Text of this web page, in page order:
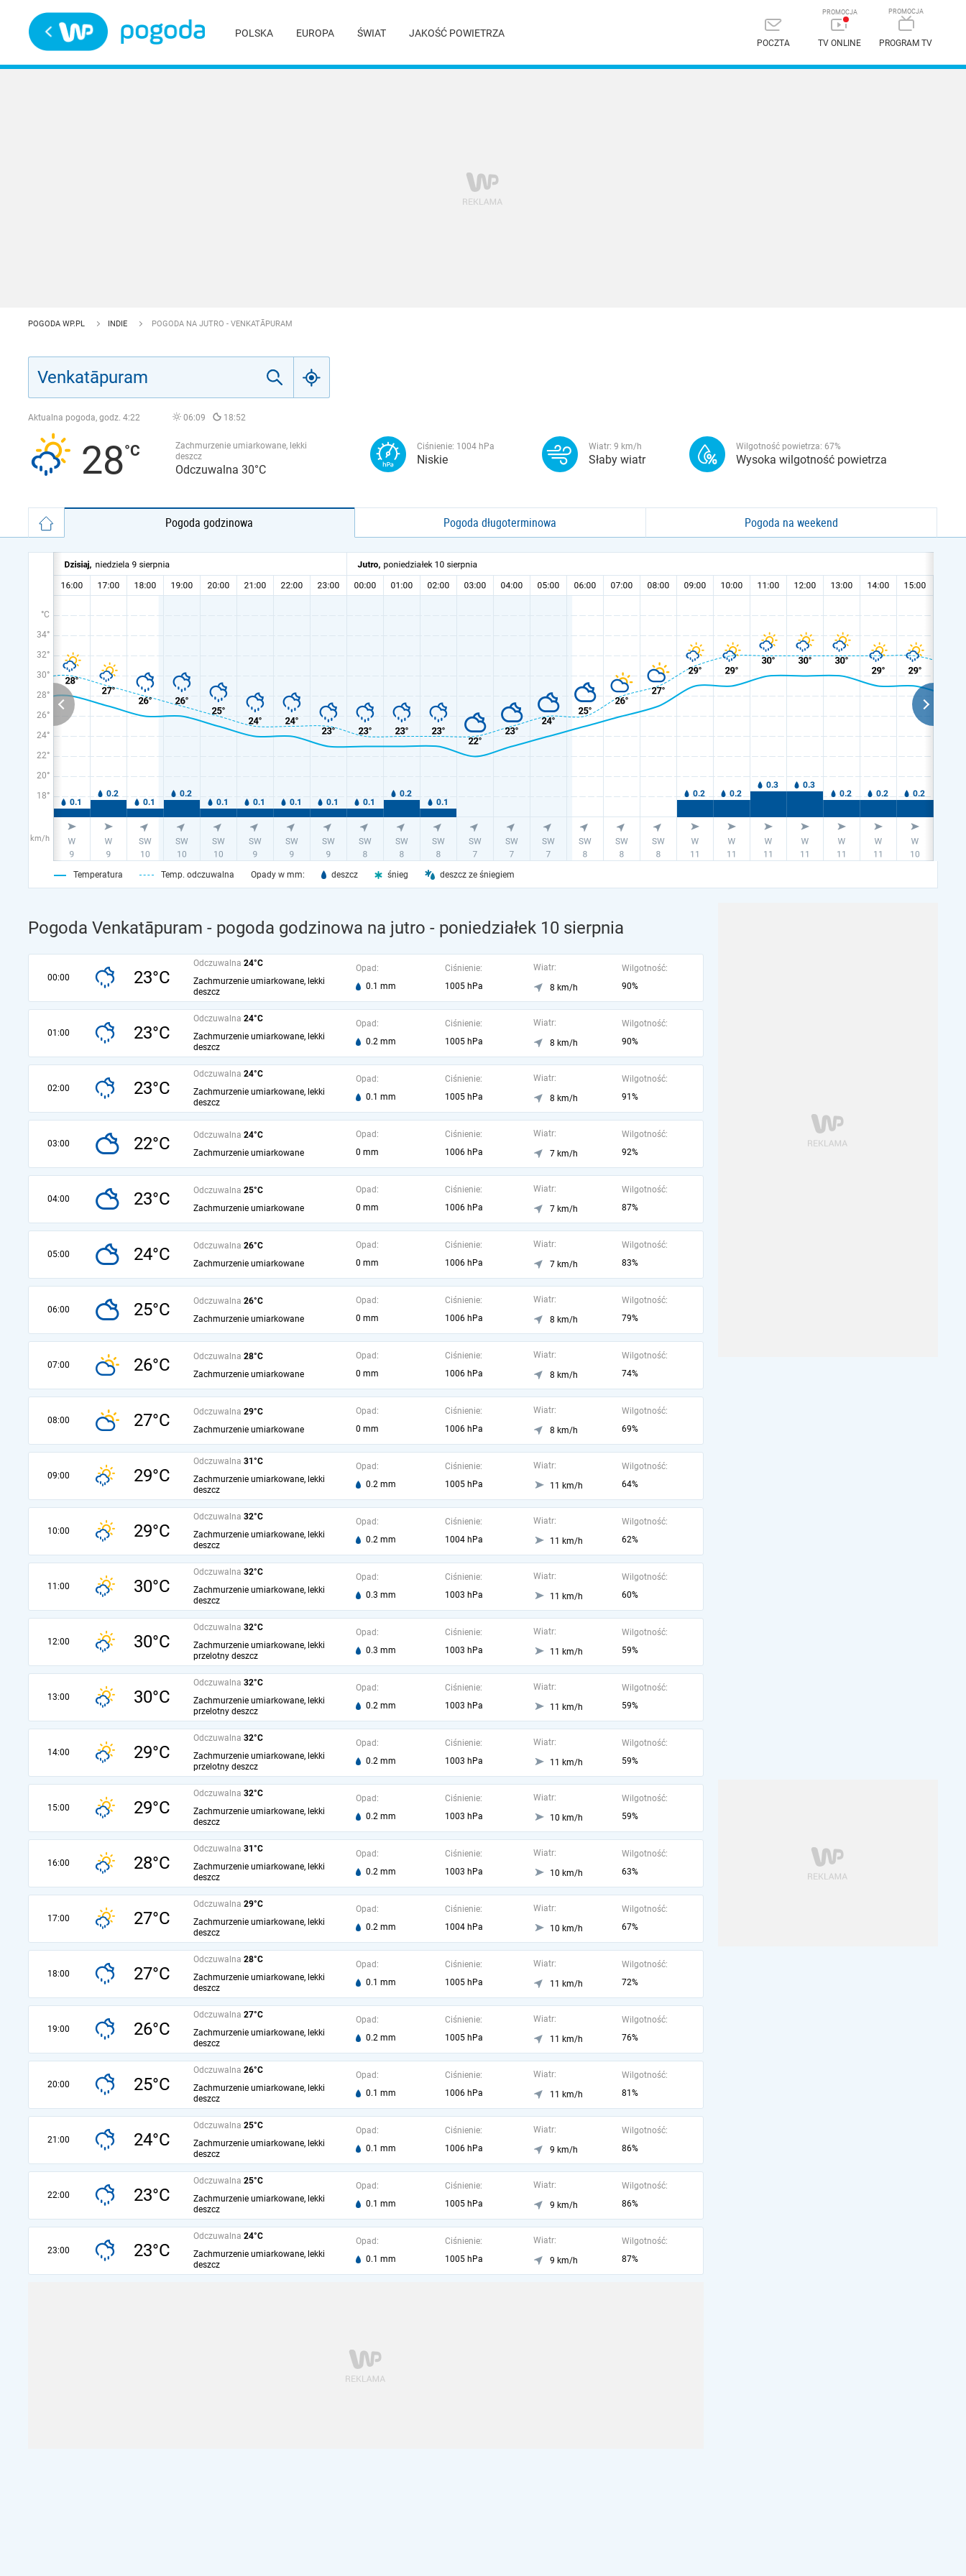
POLSKA EUROPA ŚWIAT JAKOŚĆ POWIETRZA
POCZTA TV ONLINE PROGRAM TV
POGODA WP.PL INDIE POGODA NA JUTRO - VENKATĀPURAM
Aktualna pogoda, godz. 4:22 06:09 18:52
28
Zachmurzenie umiarkowane, lekki
deszcz
Odczuwalna 30°C
Ciśnienie: 1004 hPa
Niskie
Wiatr: 9 km/h
Słaby wiatr
Wilgotność powietrza: 67%
Wysoka wilgotność powietrza
Pogoda godzinowa Pogoda długoterminowa Pogoda na weekend
°C
34°
32°
30°
28°
26°
24°
22°
20°
18°
km/h
Temperatura Temp. odczuwalna Opady w mm: deszcz śnieg deszcz ze śniegiem
Pogoda Venkatāpuram - pogoda godzinowa na jutro - poniedziałek 10 sierpnia
00:00 23°C
Odczuwalna 24°C
Zachmurzenie umiarkowane, lekki
deszcz
Opad:
0.1 mm
Ciśnienie:
1005 hPa
Wiatr:
8 km/h
Wilgotność:
90%
01:00 23°C
Odczuwalna 24°C
Zachmurzenie umiarkowane, lekki
deszcz
Opad:
0.2 mm
Ciśnienie:
1005 hPa
Wiatr:
8 km/h
Wilgotność:
90%
02:00 23°C
Odczuwalna 24°C
Zachmurzenie umiarkowane, lekki
deszcz
Opad:
0.1 mm
Ciśnienie:
1005 hPa
Wiatr:
8 km/h
Wilgotność:
91%
03:00 22°C Odczuwalna 24°C
Zachmurzenie umiarkowane
Opad:
0 mm
Ciśnienie:
1006 hPa
Wiatr:
7 km/h
Wilgotność:
92%
04:00 23°C Odczuwalna 25°C
Zachmurzenie umiarkowane
Opad:
0 mm
Ciśnienie:
1006 hPa
Wiatr:
7 km/h
Wilgotność:
87%
05:00 24°C Odczuwalna 26°C
Zachmurzenie umiarkowane
Opad:
0 mm
Ciśnienie:
1006 hPa
Wiatr:
7 km/h
Wilgotność:
83%
06:00 25°C Odczuwalna 26°C
Zachmurzenie umiarkowane
Opad:
0 mm
Ciśnienie:
1006 hPa
Wiatr:
8 km/h
Wilgotność:
79%
07:00 26°C Odczuwalna 28°C
Zachmurzenie umiarkowane
Opad:
0 mm
Ciśnienie:
1006 hPa
Wiatr:
8 km/h
Wilgotność:
74%
08:00 27°C Odczuwalna 29°C
Zachmurzenie umiarkowane
Opad:
0 mm
Ciśnienie:
1006 hPa
Wiatr:
8 km/h
Wilgotność:
69%
09:00 29°C
Odczuwalna 31°C
Zachmurzenie umiarkowane, lekki
deszcz
Opad:
0.2 mm
Ciśnienie:
1005 hPa
Wiatr:
11 km/h
Wilgotność:
64%
10:00 29°C
Odczuwalna 32°C
Zachmurzenie umiarkowane, lekki
deszcz
Opad:
0.2 mm
Ciśnienie:
1004 hPa
Wiatr:
11 km/h
Wilgotność:
62%
11:00 30°C
Odczuwalna 32°C
Zachmurzenie umiarkowane, lekki
deszcz
Opad:
0.3 mm
Ciśnienie:
1003 hPa
Wiatr:
11 km/h
Wilgotność:
60%
12:00 30°C
Odczuwalna 32°C
Zachmurzenie umiarkowane, lekki
przelotny deszcz
Opad:
0.3 mm
Ciśnienie:
1003 hPa
Wiatr:
11 km/h
Wilgotność:
59%
13:00 30°C
Odczuwalna 32°C
Zachmurzenie umiarkowane, lekki
przelotny deszcz
Opad:
0.2 mm
Ciśnienie:
1003 hPa
Wiatr:
11 km/h
Wilgotność:
59%
14:00 29°C
Odczuwalna 32°C
Zachmurzenie umiarkowane, lekki
przelotny deszcz
Opad:
0.2 mm
Ciśnienie:
1003 hPa
Wiatr:
11 km/h
Wilgotność:
59%
15:00 29°C
Odczuwalna 32°C
Zachmurzenie umiarkowane, lekki
deszcz
Opad:
0.2 mm
Ciśnienie:
1003 hPa
Wiatr:
10 km/h
Wilgotność:
59%
16:00 28°C
Odczuwalna 31°C
Zachmurzenie umiarkowane, lekki
deszcz
Opad:
0.2 mm
Ciśnienie:
1003 hPa
Wiatr:
10 km/h
Wilgotność:
63%
17:00 27°C
Odczuwalna 29°C
Zachmurzenie umiarkowane, lekki
deszcz
Opad:
0.2 mm
Ciśnienie:
1004 hPa
Wiatr:
10 km/h
Wilgotność:
67%
18:00 27°C
Odczuwalna 28°C
Zachmurzenie umiarkowane, lekki
deszcz
Opad:
0.1 mm
Ciśnienie:
1005 hPa
Wiatr:
11 km/h
Wilgotność:
72%
19:00 26°C
Odczuwalna 27°C
Zachmurzenie umiarkowane, lekki
deszcz
Opad:
0.2 mm
Ciśnienie:
1005 hPa
Wiatr:
11 km/h
Wilgotność:
76%
20:00 25°C
Odczuwalna 26°C
Zachmurzenie umiarkowane, lekki
deszcz
Opad:
0.1 mm
Ciśnienie:
1006 hPa
Wiatr:
11 km/h
Wilgotność:
81%
21:00 24°C
Odczuwalna 25°C
Zachmurzenie umiarkowane, lekki
deszcz
Opad:
0.1 mm
Ciśnienie:
1006 hPa
Wiatr:
9 km/h
Wilgotność:
86%
22:00 23°C
Odczuwalna 25°C
Zachmurzenie umiarkowane, lekki
deszcz
Opad:
0.1 mm
Ciśnienie:
1005 hPa
Wiatr:
9 km/h
Wilgotność:
86%
23:00 23°C
Odczuwalna 24°C
Zachmurzenie umiarkowane, lekki
deszcz
Opad:
0.1 mm
Ciśnienie:
1005 hPa
Wiatr:
9 km/h
Wilgotność:
87%